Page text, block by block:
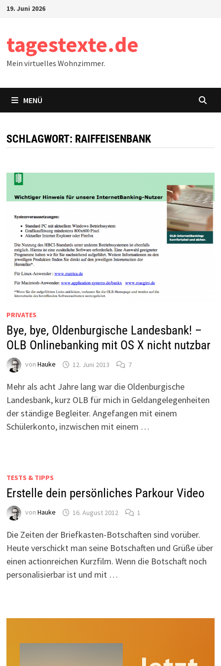
Zum19. Juni 2026
tagestexte.de
Mein virtuelles Wohnzimmer.
MENÜ
SCHLAGWORT: RAIFFEISENBANK
PRIVATES
Bye, bye, Oldenburgische Landesbank! –
OLB Onlinebanking mit OS X nicht nutzbar
von Hauke 12. Juni 2013 7
Mehr als acht Jahre lang war die Oldenburgische
Landesbank, kurz OLB für mich in Geldangelegenheiten
der ständige Begleiter. Angefangen mit einem
Schülerkonto, inzwischen mit einem …
TESTS & TIPPS
Erstelle dein persönliches Parkour Video
von Hauke 16. August 2012 1
Die Zeiten der Briefkasten-Botschaften sind vorüber.
Heute verschickt man seine Botschaften und Grüße über
einen actionreichen Kurzfilm. Wenn die Botschaft noch
personalisierbar ist und mit …